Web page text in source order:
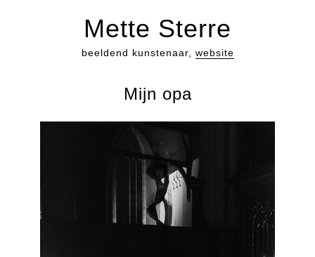
Mette Sterre
beeldend kunstenaar, website
Mijn opa